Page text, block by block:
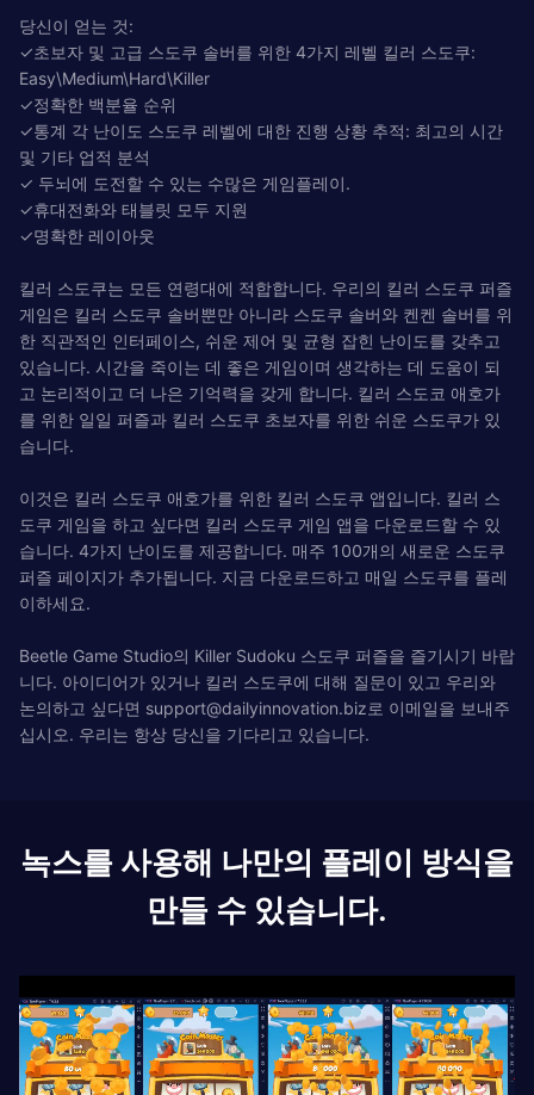
당신이 얻는 것:
✓초보자 및 고급 스도쿠 솔버를 위한 4가지 레벨 킬러 스도쿠:
Easy\Medium\Hard\Killer
✓정확한 백분율 순위
✓통계 각 난이도 스도쿠 레벨에 대한 진행 상황 추적: 최고의 시간
및 기타 업적 분석
✓ 두뇌에 도전할 수 있는 수많은 게임플레이.
✓휴대전화와 태블릿 모두 지원
✓명확한 레이아웃
킬러 스도쿠는 모든 연령대에 적합합니다. 우리의 킬러 스도쿠 퍼즐
게임은 킬러 스도쿠 솔버뿐만 아니라 스도쿠 솔버와 켄켄 솔버를 위
한 직관적인 인터페이스, 쉬운 제어 및 균형 잡힌 난이도를 갖추고
있습니다. 시간을 죽이는 데 좋은 게임이며 생각하는 데 도움이 되
고 논리적이고 더 나은 기억력을 갖게 합니다. 킬러 스도코 애호가
를 위한 일일 퍼즐과 킬러 스도쿠 초보자를 위한 쉬운 스도쿠가 있
습니다.
이것은 킬러 스도쿠 애호가를 위한 킬러 스도쿠 앱입니다. 킬러 스
도쿠 게임을 하고 싶다면 킬러 스도쿠 게임 앱을 다운로드할 수 있
습니다. 4가지 난이도를 제공합니다. 매주 100개의 새로운 스도쿠
퍼즐 페이지가 추가됩니다. 지금 다운로드하고 매일 스도쿠를 플레
이하세요.
Beetle Game Studio의 Killer Sudoku 스도쿠 퍼즐을 즐기시기 바랍
니다. 아이디어가 있거나 킬러 스도쿠에 대해 질문이 있고 우리와
논의하고 싶다면 support@dailyinnovation.biz로 이메일을 보내주
십시오. 우리는 항상 당신을 기다리고 있습니다.
녹스를 사용해 나만의 플레이 방식을
만들 수 있습니다.